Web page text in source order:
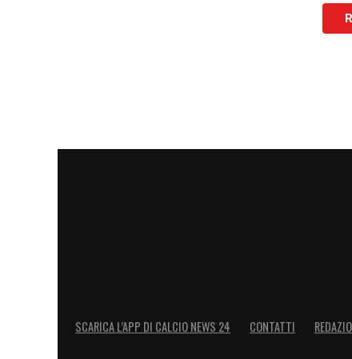
squadra. Infine, è stata concordata
SCARICA L’APP DI CALCIO NEWS 24 CONTATTI